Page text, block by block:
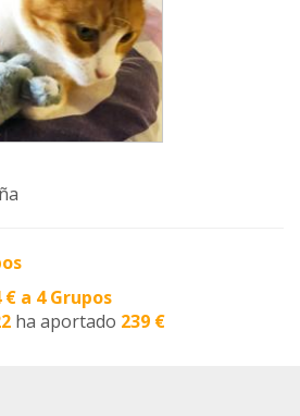
€ a 4 Grupos
ha aportado 239 €